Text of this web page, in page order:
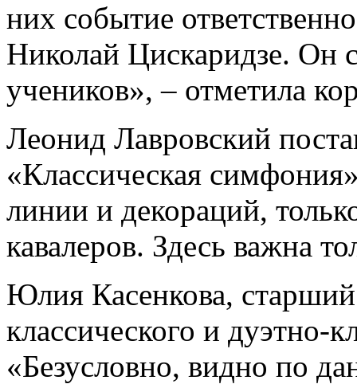
них событие
Николай Цискаридзе. Он
учеников», – отметила
Леонид Лавровский
«Классическая
линии и декораций,
кавалеров. Здесь важна
Юлия Касенкова,
классического и дуэтно-
«Безусловно, видно по